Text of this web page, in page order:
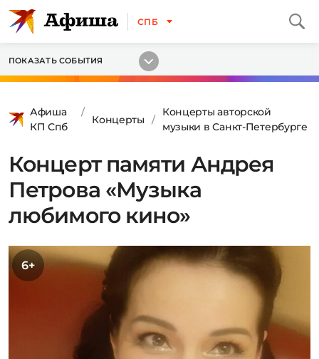
СПБ
ПОКАЗАТЬ СОБЫТИЯ
Афиша
КП Спб
Концерты
Концерты авторской
музыки в Санкт-Петербурге
Концерт памяти Андрея
Петрова «Музыка
любимого кино»
6+